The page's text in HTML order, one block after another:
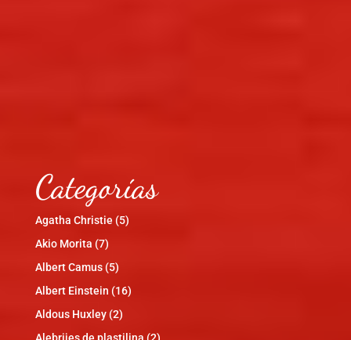
Categorías
Agatha Christie (5)
Akio Morita (7)
Albert Camus(5)
Albert Einstein (16)
Aldous Huxley(2)